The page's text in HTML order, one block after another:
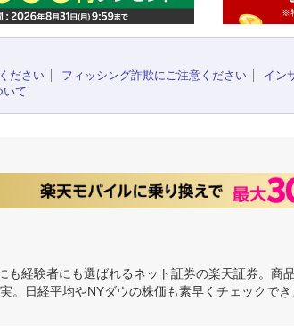
ださい
フィッシング詐欺にご注意ください イン
いて
経験者にも選ばれるネット証券の楽天証券。
日経平均やNYダウの株価も素早くチェックでき